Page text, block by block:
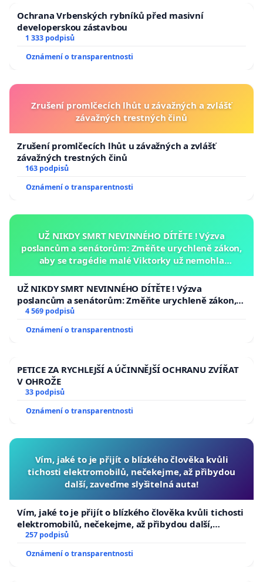
Ochrana Vrbenských rybníků před masivní
developerskou zástavbou
1 333 podpisů
Oznámení o transparentnosti
Zrušení promlčecích lhůt u závažných a zvlášť
závažných trestných činů
Zrušení promlčecích lhůt u závažných a zvlášť
závažných trestných činů
163 podpisů
Oznámení o transparentnosti
UŽ NIKDY SMRT NEVINNÉHO DÍTĚTE ! Výzva
poslancům a senátorům: Změňte urychleně zákon,
aby se tragédie malé Viktorky už nemohla
UŽ NIKDY SMRT NEVINNÉHO DÍTĚTE ! Výzva
poslancům a senátorům: Změňte urychleně zákon,
aby se tragédie malé Viktorky už nemohla opakovat!
4 569 podpisů
Oznámení o transparentnosti
PETICE ZA RYCHLEJŠÍ A ÚČINNĚJŠÍ OCHRANU ZVÍŘAT
V OHROŽE
33 podpisů
Oznámení o transparentnosti
Vím, jaké to je přijít o blízkého člověka kvůli
tichosti elektromobilů, nečekejme, až přibydou
další, zaveďme slyšitelná auta!
Vím, jaké to je přijít o blízkého člověka kvůli tichosti
elektromobilů, nečekejme, až přibydou další,
zaveďme slyšitelná auta!
257 podpisů
Oznámení o transparentnosti